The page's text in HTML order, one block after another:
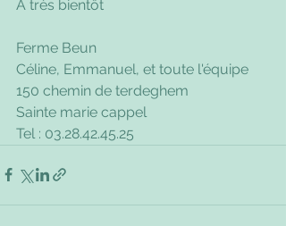
A très bientôt
Ferme Beun
Céline, Emmanuel, et toute l'équipe
150 chemin de terdeghem
Sainte marie cappel
Tel : 03.28.42.45.25